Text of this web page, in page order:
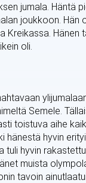
jumala. Häntä
joukkoon. Hän
Hänen
oli.
Semele.
toistuva aihe
hänestä hyvin
hyvin
muista
tavoin